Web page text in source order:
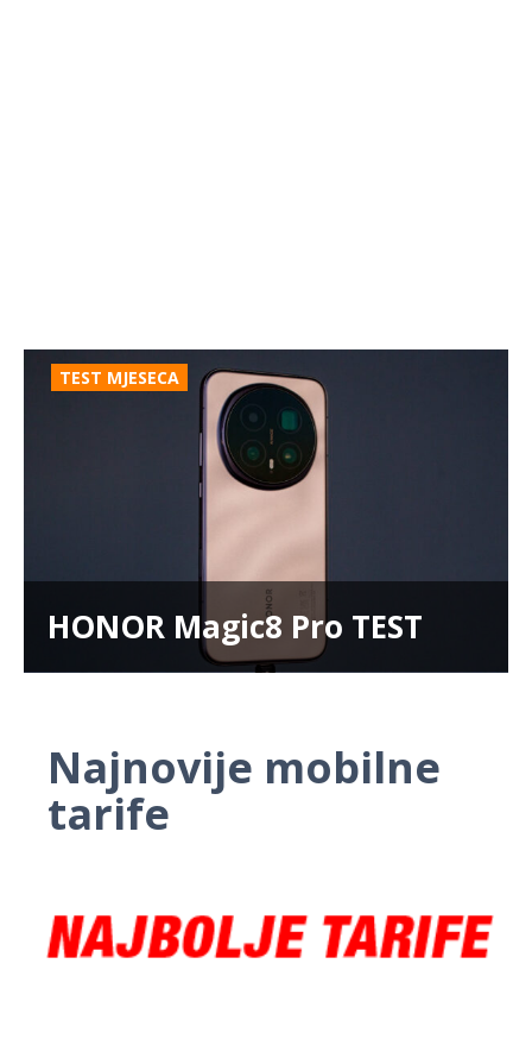
TEST MJESECA
HONOR Magic8 Pro TEST
Najnovije mobilne
tarife